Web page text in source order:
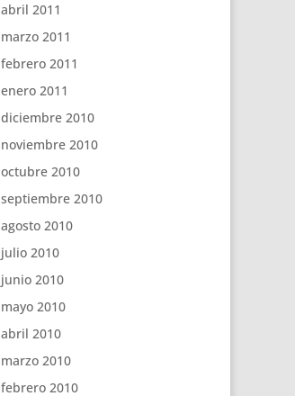
abril 2011
marzo 2011
febrero 2011
enero 2011
diciembre 2010
noviembre 2010
octubre 2010
septiembre 2010
agosto 2010
julio 2010
junio 2010
mayo 2010
abril 2010
marzo 2010
febrero 2010